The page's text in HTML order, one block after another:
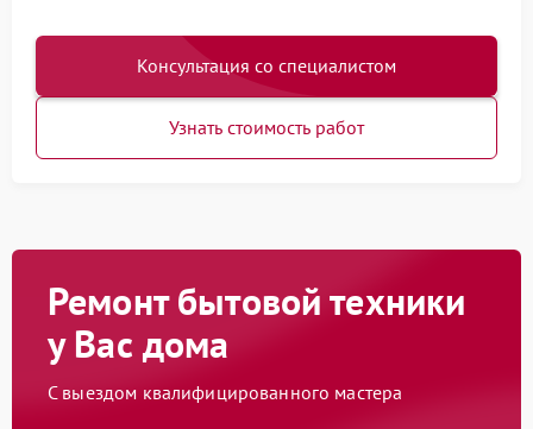
Консультация со специалистом
Узнать стоимость работ
Ремонт бытовой техники
у Вас дома
С выездом квалифицированного мастера